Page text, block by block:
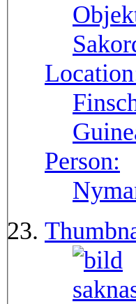
Person: